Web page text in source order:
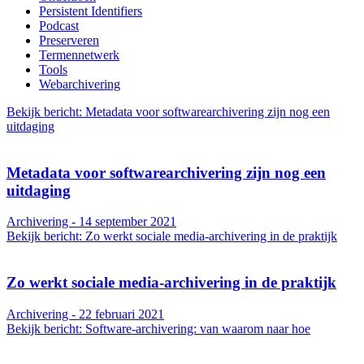
Persistent Identifiers
Podcast
Preserveren
Termennetwerk
Tools
Webarchivering
Bekijk bericht: Metadata voor softwarearchivering zijn nog een
uitdaging
Metadata voor softwarearchivering zijn nog een
uitdaging
Archivering - 14 september 2021
Bekijk bericht: Zo werkt sociale media-archivering in de praktijk
Zo werkt sociale media-archivering in de praktijk
Archivering - 22 februari 2021
Bekijk bericht: Software-archivering: van waarom naar hoe